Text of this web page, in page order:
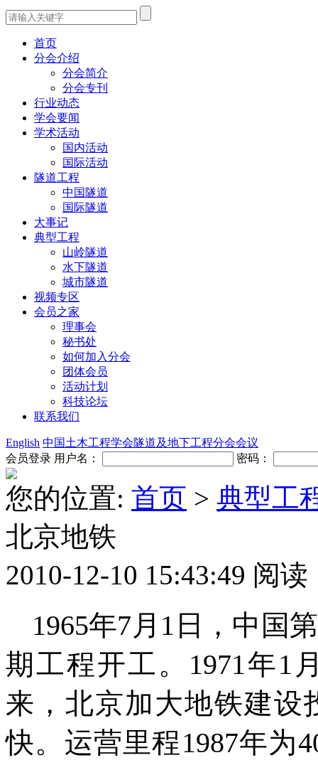
首页
分会介绍
分会简介
分会专刊
行业动态
学会要闻
学术活动
国内活动
国际活动
隧道工程
中国隧道
国际隧道
大事记
典型工程
山岭隧道
水下隧道
城市隧道
视频专区
会员之家
理事会
秘书处
如何加入分会
团体会员
活动计划
科技论坛
联系我们
English 中国土木工程学会隧道及地下工程分会会议
会员登录 用户名： 密码：
您的位置: 首页 > 典型工
北京地铁
2010-12-10 15:43:49 阅读
1965年7月 1 日
，中国
期工程开工。 1971年1
来，北京加大地铁建设
快。运营里程1987年为